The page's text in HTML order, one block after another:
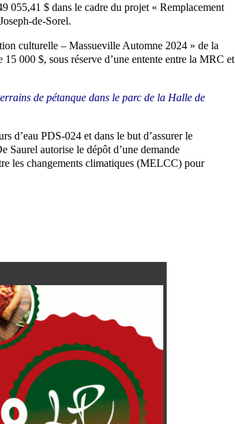
055,41 $ dans le cadre du projet « Remplacement
de-Sorel.
culturelle – Massueville Automne 2024 » de la
000 $, sous réserve d’une entente entre la MRC et
de pétanque dans le parc de la Halle de
d’eau PDS-024 et dans le but d’assurer le
Saurel autorise le dépôt d’une demande
les changements climatiques (MELCC) pour